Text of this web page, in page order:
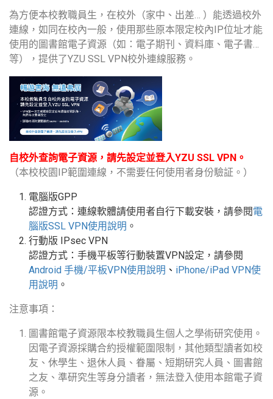
為方便本校教職員生，在校外（家中、出差… ）能透過校外
連線，如同在校內一般，使用那些原本限定校內IP位址才能
使用的圖書館電子資源（如：電子期刊、資料庫、電子書…
等），提供了YZU SSL VPN校外連線服務。
自校外查詢電子資源，請先設定並登入YZU SSL VPN。
（本校校園IP範圍連線，不需要任何使用者身份驗証。）
電腦版GPP
認證方式：連線軟體請使用者自行下載安裝，請參閱電
腦版SSL VPN使用說明 。
行動版
IPsec VPN
認證方式：手機平板等行動裝置VPN設定 ，請參閱
Android 手機/平板VPN使用說明 、 iPhone/iPad VPN使
用說明 。
注意事項：
圖書館電子資源限本校教職員生個人之學術研究使用。
因電子資源採購合約授權範圍限制，其他類型讀者如校
友、休學生、退休人員、眷屬、短期研究人員、圖書館
之友、準研究生等身分讀者，無法登入使用本館電子資
源。